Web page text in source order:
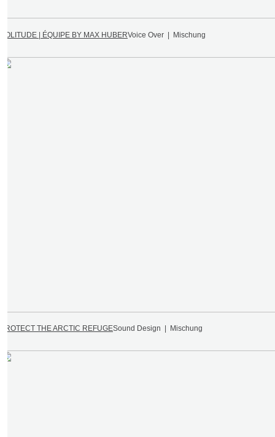
SOLITUDE | ÉQUIPE BY MAX HUBERVoice Over | Mischung
PROTECT THE ARCTIC REFUGESound Design | Mischung